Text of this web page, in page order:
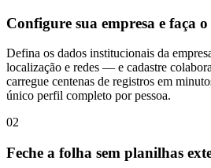
Configure sua empresa e faça
Defina os dados institucionais da
localização e redes — e cadastre
carregue centenas de registros em
único perfil completo por pessoa.
02
Feche a folha sem planilhas